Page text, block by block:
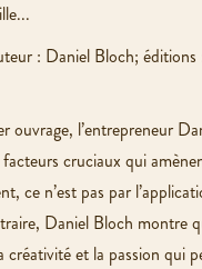
: Daniel Bloch;
ouvrage, l’entrepreneur
cruciaux qui
ce n’est pas par
Daniel Bloch montre
créativité et la passion qui